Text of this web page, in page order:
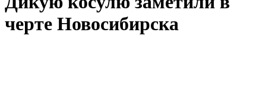
черте Новосибирска